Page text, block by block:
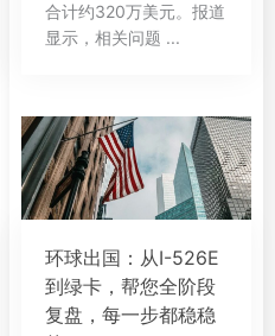
合计约320万美元。报道
显示，相关问题 ...
环球出国：从I-526E
到绿卡，帮您全阶段
复盘，每一步都稳稳